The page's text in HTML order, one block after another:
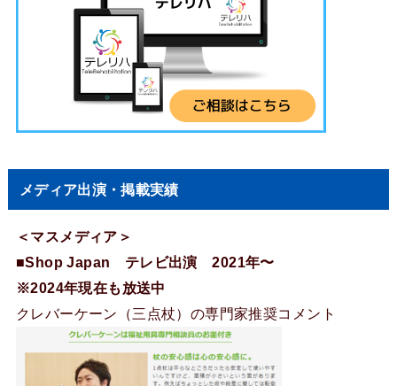
メディア出演・掲載実績
＜マスメディア＞
■Shop Japan テレビ出演 2021年〜
※2024年現在も放送中
クレバーケーン（三点杖）の専門家推奨コメント